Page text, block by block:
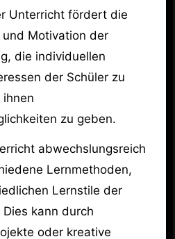
Unterricht fördert die
Motivation der
die individuellen
der Schüler zu
zu geben.
abwechslungsreich
Lernmethoden,
Lernstile der
kann durch
oder kreative